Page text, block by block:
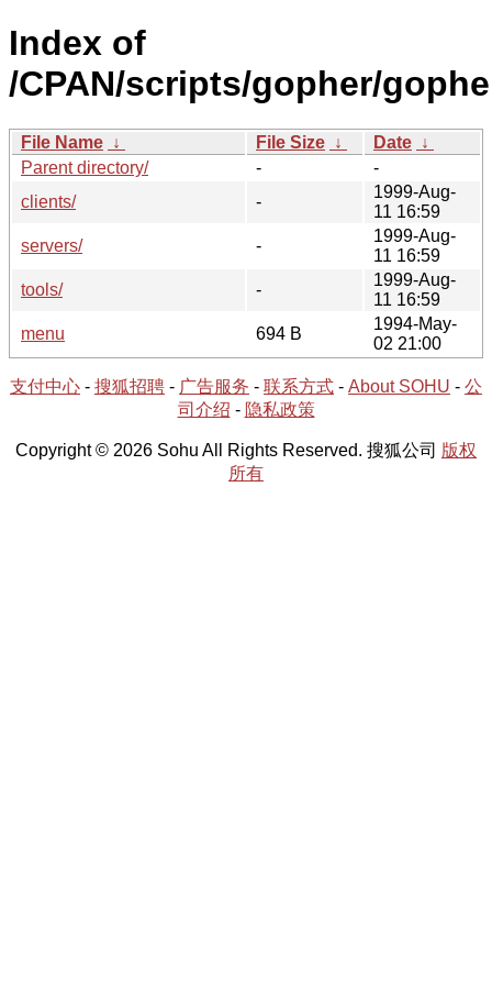
Index of
/CPAN/scripts/gopher/
File Name ↓ File Size ↓ Date ↓
Parent directory/
-
-
clients/
-
1999-Aug-
11 16:59
servers/
-
1999-Aug-
11 16:59
tools/
-
1999-Aug-
11 16:59
menu
694 B
1994-May-
02 21:00
支付中心 - 搜狐招聘 - 广告服务 - 联系方式 - About SOHU - 公
司介绍 - 隐私政策
Copyright © 2026 Sohu All Rights Reserved. 搜狐公司 版权
所有